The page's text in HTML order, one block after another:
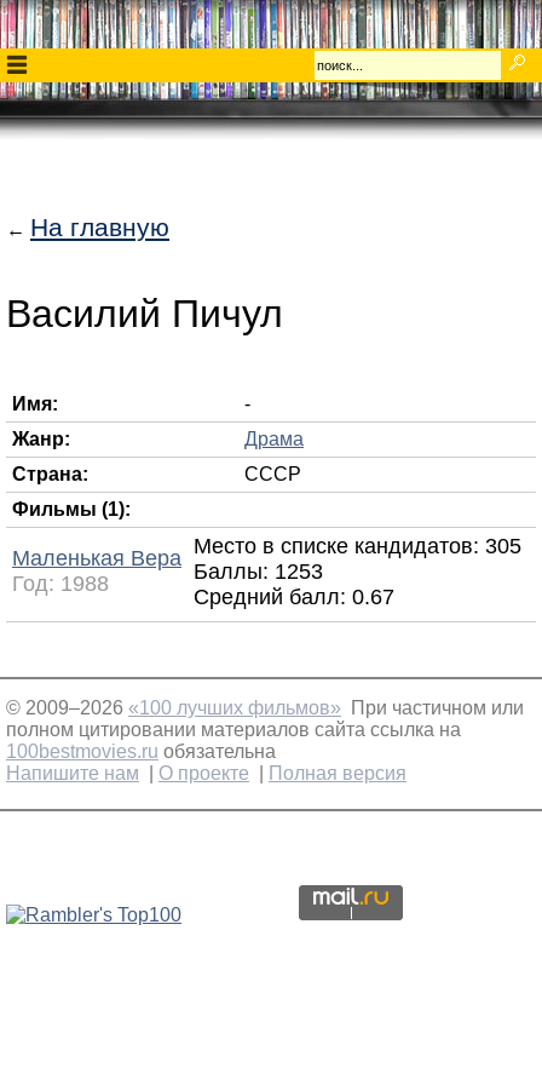
← На главную
Василий Пичул
Имя:
-
Жанр:
Драма
Страна:
СССР
Фильмы (1):
Маленькая Вера
Год: 1988
Место в списке кандидатов: 305
Баллы: 1253
Средний балл: 0.67
© 2009–2026 «100 лучших фильмов» При частичном или
полном цитировании материалов сайта ссылка на
100bestmovies.ru обязательна
Напишите нам
О проекте Полная версия